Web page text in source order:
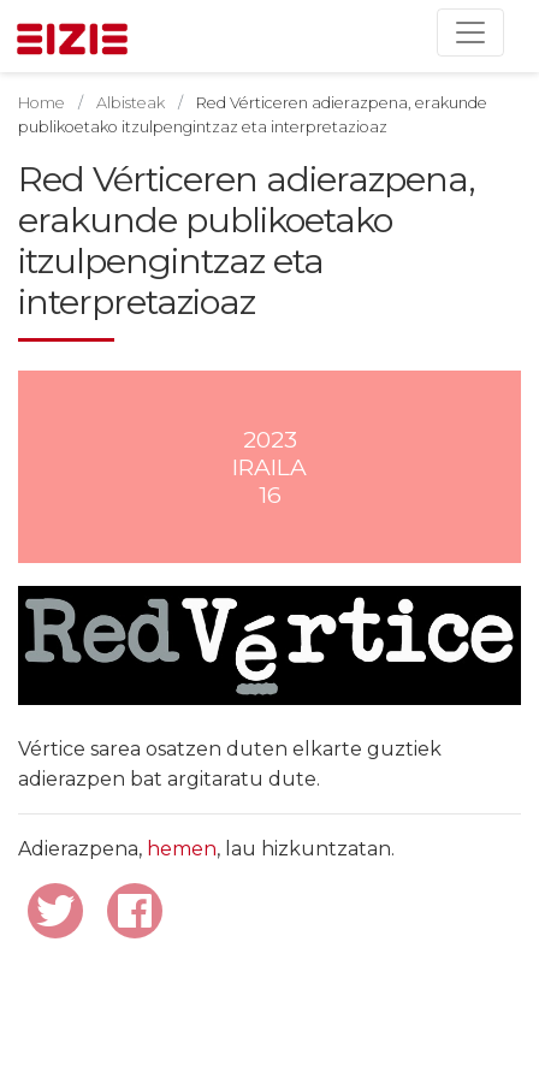
Home Albisteak
Red Vérticeren adierazpena, erakunde
publikoetako itzulpengintzaz eta interpretazioaz
Red Vérticeren adierazpena,
erakunde publikoetako
itzulpengintzaz eta
interpretazioaz
2023
IRAILA
16
Vértice sarea osatzen duten elkarte guztiek
adierazpen bat argitaratu dute.
Adierazpena, hemen, lau hizkuntzatan.